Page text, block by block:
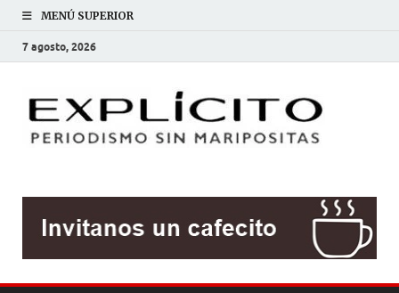
MENÚ SUPERIOR
7 agosto, 2026